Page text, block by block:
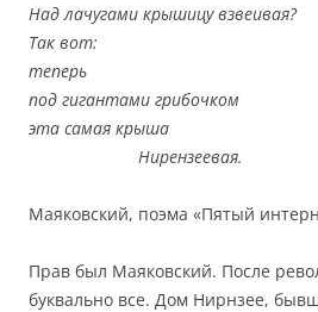
Над лачугами крышицу взвеивая?
Так вот:
теперь
под гигантами грибочком
эта самая крыша
Нирензеевая.
Маяковский, поэма «Пятый
Прав был Маяковский. После
буквально все. Дом Нирнзее,